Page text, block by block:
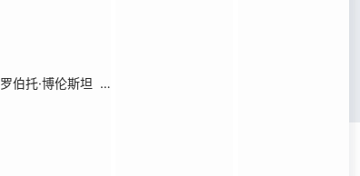
罗伯托·博伦斯坦 艾伦·C·坎普